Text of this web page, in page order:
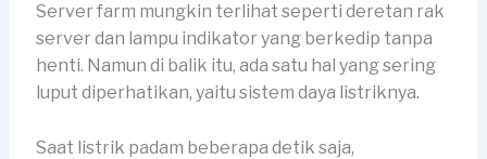
Server farm mungkin terlihat seperti deretan rak
server dan lampu indikator yang berkedip tanpa
henti. Namun di balik itu, ada satu hal yang sering
luput diperhatikan, yaitu sistem daya listriknya.
Saat listrik padam beberapa detik saja,